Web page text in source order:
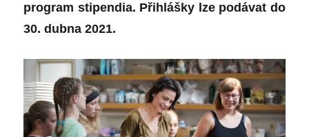
program stipendia. Přihlášky lze podávat do
30. dubna 2021.